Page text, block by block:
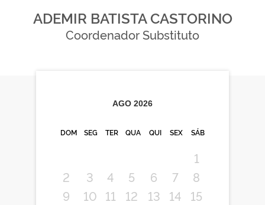
ADEMIR BATISTA CASTORINO
Coordenador Substituto
AGO 2026
DOM SEG TER QUA QUI SEX SÁB
1
2
3 4 5 6 7
8
9
10 11 12 13 14
15